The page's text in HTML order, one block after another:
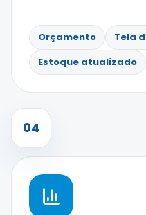
Orçamento
Tela
Estoque atualizado
04